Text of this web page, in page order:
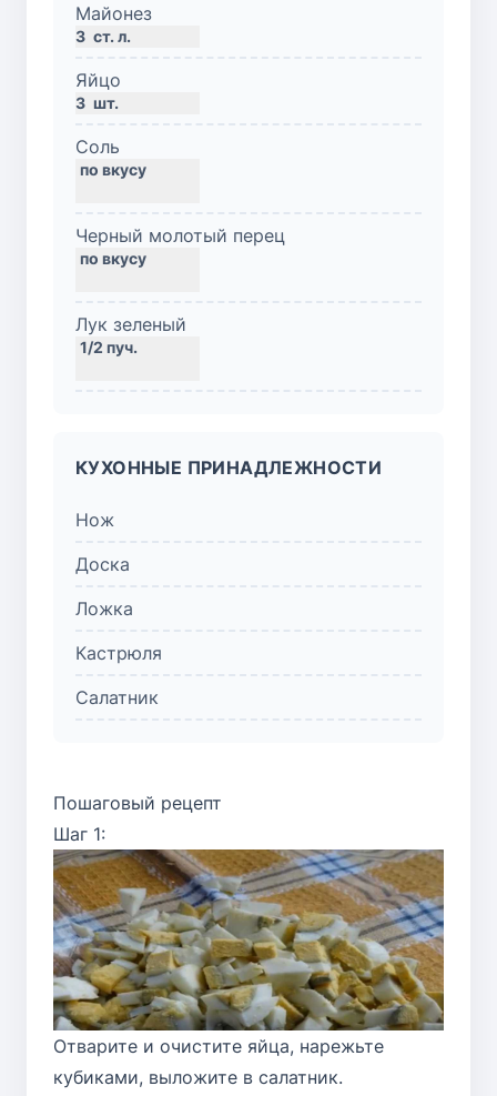
Майонез
3 ст. л.
Яйцо
3 шт.
Соль
Черный молотый перец
Лук зеленый
КУХОННЫЕ ПРИНАДЛЕЖНОСТИ
Нож
Доска
Ложка
Кастрюля
Салатник
Пошаговый рецепт
Шаг 1:
Отварите и очистите яйца, нарежьте
кубиками, выложите в салатник.